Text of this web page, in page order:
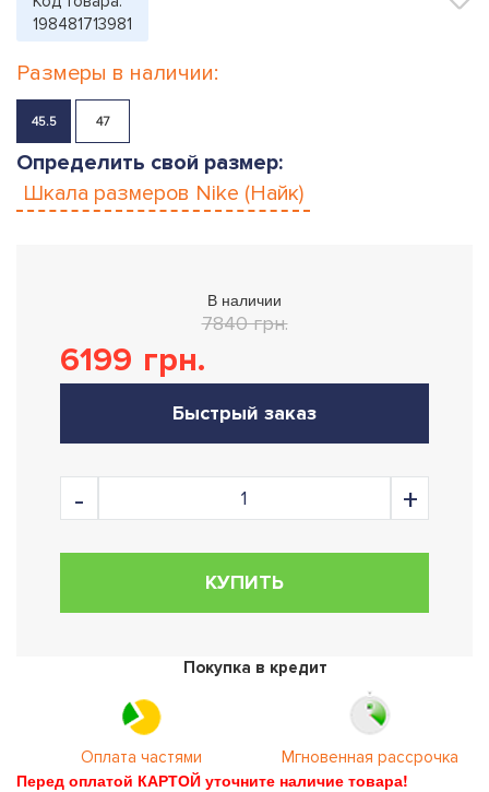
198481713981
Размеры в наличии:
45.5 47
Определить свой размер:
Шкала размеров Nike (Найк)
В наличии
7840 грн.
6199 грн.
Быстрый заказ
КУПИТЬ
Покупка в кредит
Оплата частями Мгновенная рассрочка
Перед оплатой КАРТОЙ уточните наличие товара!